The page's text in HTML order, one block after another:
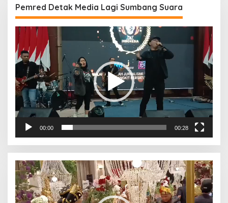
Pemred Detak Media Lagi Sumbang Suara
Pemutar
Video
00:00 00:28
Pemutar
Video